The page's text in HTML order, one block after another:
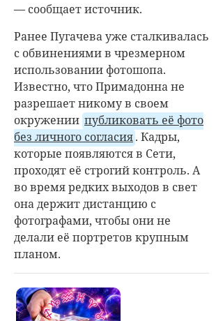
— сообщает источник.
Ранее Пугачева уже сталкивалась
с обвинениями в чрезмерном
использовании фотошопа.
Известно, что Примадонна не
разрешает никому в своем
окружении публиковать её фото
без личного согласия. Кадры,
которые появляются в Сети,
проходят её строгий контроль. А
во время редких выходов в свет
она держит дистанцию с
фотографами, чтобы они не
делали её портретов крупным
планом.